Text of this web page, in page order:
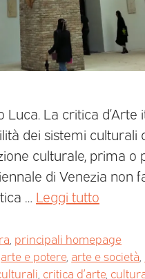
Luca. La critica
dei sistemi
culturale, prima o
di Venezia non
… Leggi tutto
principali homepage
arte e potere, arte e società
critica d’arte,